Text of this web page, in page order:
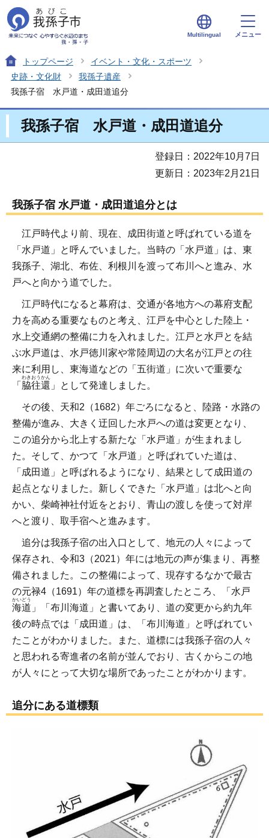
Multilingual メニュー
トップページ
イベント・文化・スポーツ
史跡・文化財
我孫子遺産
我孫子宿 水戸道・成田道追分
我孫子宿 水戸道・成田道追分
登録日：2022年10月7日
更新日：2023年2月21日
我孫子宿 水戸道・成田道追分とは
江戸時代より前、現在、成田街道と呼ばれている道を
「水戸道」と呼んでいました。当時の「水戸道」は、東
我孫子、湖北、布佐、利根川を渡って布川へと進み、水
戸へと向かう道でした。
江戸時代になると幕府は、交通が各地方への幕府支配
力を高める重要なものと考え、江戸を中心とした陸上・
水上交通網の整備に力を入れました。江戸と水戸とを結
ぶ水戸道は、水戸徳川家や常陸周辺の大名が江戸との往
来に利用し、東海道などの「五街道」に次いで重要な
「 脇往還
わきおうかん
」として発達しました。
その後、天和2（1682）年ごろになると、陸路・水路の
整備が進み、大きく迂回した水戸への道は変更となり、
この追分から北上する新たな「水戸道」が生まれまし
た。そして、かつて「水戸道」と呼ばれていた道は、
「成田道」と呼ばれるようになり、結果として成田道の
起点となりました。新しくできた「水戸道」は北へと向
かい、柴崎神社付近をとおり、青山の渡しを使って対岸
へと渡り、取手宿へと進みます。
追分は我孫子宿の出入口として、地元の人々によって
保存され、令和3（2021）年には地元の声が集まり、再整
備されました。この整備によって、現存するなかで最古
の元禄4（1691）年の道標を再調査したところ、「水戸
海道
かいどう
」「布川海道」と書いてあり、道の変更から約九年
後の時点では「成田道」は、「布川海道」と呼ばれてい
たことがわかりました。また、道標には我孫子宿の人々
と思われる寄進者の名前が並んでおり、古くからこの地
が人々にとって大切な場所であったことがわかります。
追分にある道標類